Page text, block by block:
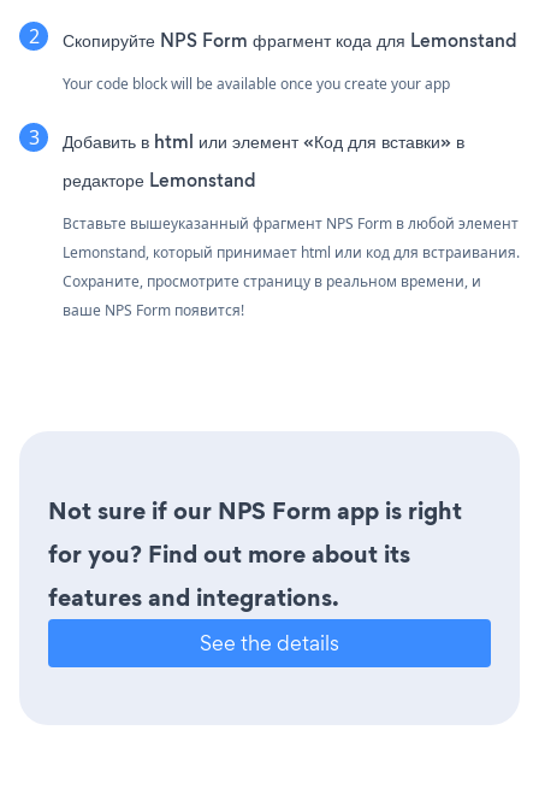
Скопируйте NPS Form фрагмент кода для Lemonstand
Your code block will be available once you create your app
Добавить в html или элемент «Код для вставки» в
редакторе Lemonstand
Вставьте вышеуказанный фрагмент NPS Form в любой элемент
Lemonstand, который принимает html или код для встраивания.
Сохраните, просмотрите страницу в реальном времени, и
ваше NPS Form появится!
Not sure if our NPS Form app is right
for you? Find out more about its
features and integrations.
See the details